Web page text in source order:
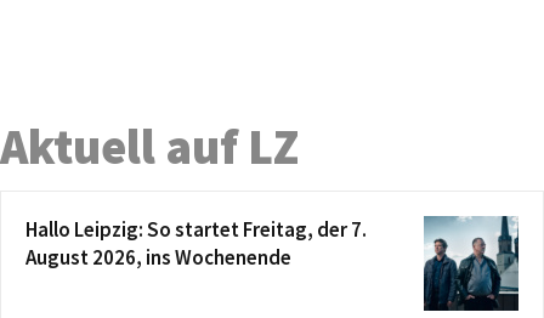
Aktuell auf LZ
Hallo Leipzig: So startet Freitag, der 7.
August 2026, ins Wochenende